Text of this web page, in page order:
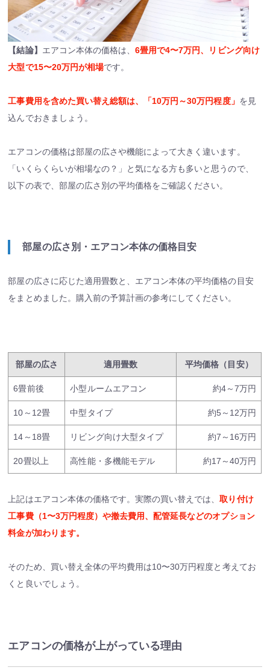
【結論】 エアコン本体の価格は、6畳用で4〜7万円、リビング向け
大型で15〜20万円が相場です。
工事費用を含めた買い替え総額は、「10万円～30万円程度」 を見
込んでおきましょう。
エアコンの価格は部屋の広さや機能によって大きく違います。
「いくらくらいが相場なの？」と気になる方も多いと思うので、
以下の表で、部屋の広さ別の平均価格をご確認ください。
部屋の広さ別・エアコン本体の価格目安
部屋の広さに応じた適用畳数と、エアコン本体の平均価格の目安
をまとめました。購入前の予算計画の参考にしてください。
部屋の広さ 適用畳数 平均価格（目安）
6畳前後 小型ルームエアコン 約4～7万円
10～12畳 中型タイプ 約5～12万円
14～18畳 リビング向け大型タイプ 約7～16万円
20畳以上 高性能・多機能モデル 約17～40万円
上記はエアコン本体の価格です。実際の買い替えでは、取り付け
工事費（1〜3万円程度）や撤去費用、配管延長などのオプション
料金が加わります。
そのため、買い替え全体の平均費用は10〜30万円程度と考えてお
くと良いでしょう。
エアコンの価格が上がっている理由